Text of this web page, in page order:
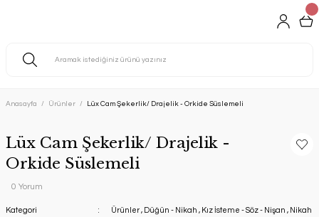
Anasayfa Ürünler Lüx Cam Şekerlik/ Drajelik - Orkide Süslemeli
Lüx Cam Şekerlik/ Drajelik -
Orkide Süslemeli
0 Yorum
Kategori Ürünler , Düğün - Nikah , Kız İsteme - Söz - Nişan , Nikah